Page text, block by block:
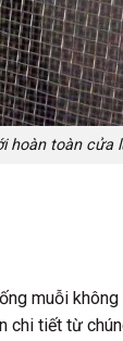
hoàn toàn cửa
muỗi
chi tiết từ